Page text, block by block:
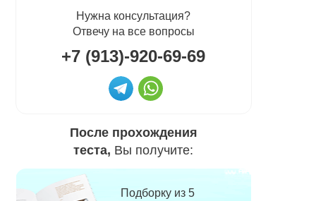
После прохождения
теста, Вы получите:
Нужна консультация?
Отвечу на все вопросы
+7 (913)-920-69-69
Подборку из 5